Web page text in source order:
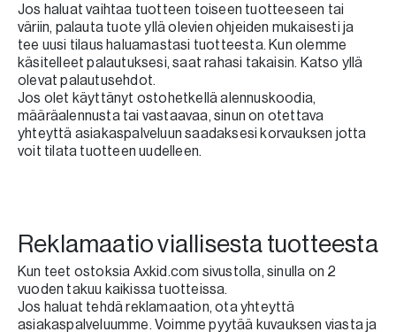
Jos haluat vaihtaa tuotteen toiseen tuotteeseen tai
väriin, palauta tuote yllä olevien ohjeiden mukaisesti ja
tee uusi tilaus haluamastasi tuotteesta. Kun olemme
käsitelleet palautuksesi, saat rahasi takaisin. Katso yllä
olevat palautusehdot.
Jos olet käyttänyt ostohetkellä alennuskoodia,
määräalennusta tai vastaavaa, sinun on otettava
yhteyttä asiakaspalveluun saadaksesi korvauksen jotta
voit tilata tuotteen uudelleen.
Reklamaatio viallisesta tuotteesta
Kun teet ostoksia Axkid.com sivustolla, sinulla on 2
vuoden takuu kaikissa tuotteissa.
Jos haluat tehdä reklamaation, ota yhteyttä
asiakaspalveluumme. Voimme pyytää kuvauksen viasta ja